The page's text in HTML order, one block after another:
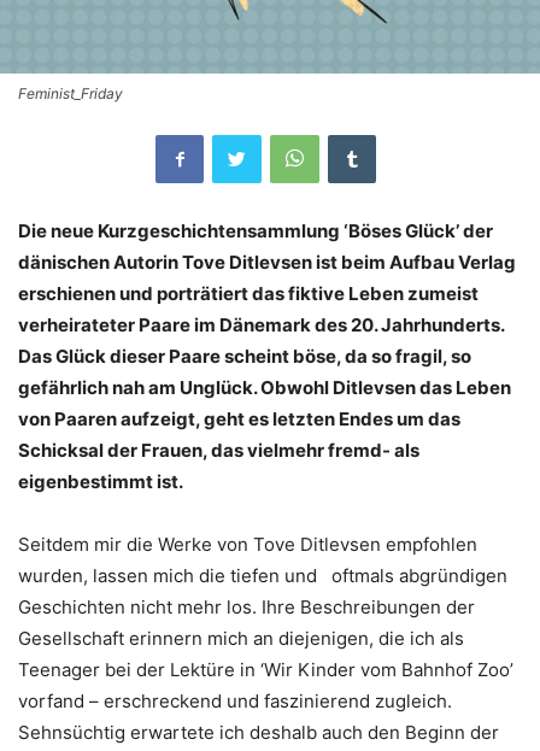
Feminist_Friday
Die neue Kurzgeschichtensammlung ‘Böses Glück’ der
dänischen Autorin Tove Ditlevsen ist beim Aufbau Verlag
erschienen und porträtiert das fiktive Leben zumeist
verheirateter Paare im Dänemark des 20. Jahrhunderts.
Das Glück dieser Paare scheint böse, da so fragil, so
gefährlich nah am Unglück. Obwohl Ditlevsen das Leben
von Paaren aufzeigt, geht es letzten Endes um das
Schicksal der Frauen, das vielmehr fremd- als
eigenbestimmt ist.
Seitdem mir die Werke von Tove Ditlevsen empfohlen
wurden, lassen mich die tiefen und oftmals abgründigen
Geschichten nicht mehr los. Ihre Beschreibungen der
Gesellschaft erinnern mich an diejenigen, die ich als
Teenager bei der Lektüre in ‘Wir Kinder vom Bahnhof Zoo’
vorfand – erschreckend und faszinierend zugleich.
Sehnsüchtig erwartete ich deshalb auch den Beginn der